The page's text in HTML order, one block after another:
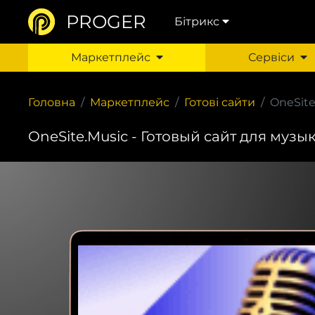
PROGER Бітрикс
Маркетплейс Сервіси
Головна Маркетплейс Готові сайти
OneSite.Music - Готовый сайт для